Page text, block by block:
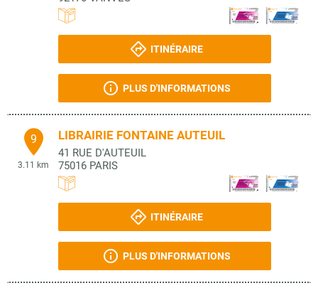
ITINÉRAIRE
PLUS D'INFORMATIONS
9
3.11 km
LIBRAIRIE FONTAINE AUTEUIL
41 RUE D'AUTEUIL
75016 PARIS
ITINÉRAIRE
PLUS D'INFORMATIONS